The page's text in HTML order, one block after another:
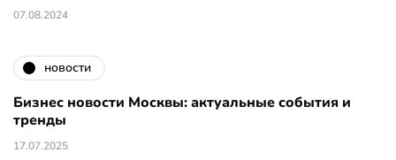
07.08.2024
новости
Бизнес новости Москвы: актуальные события и
тренды
17.07.2025